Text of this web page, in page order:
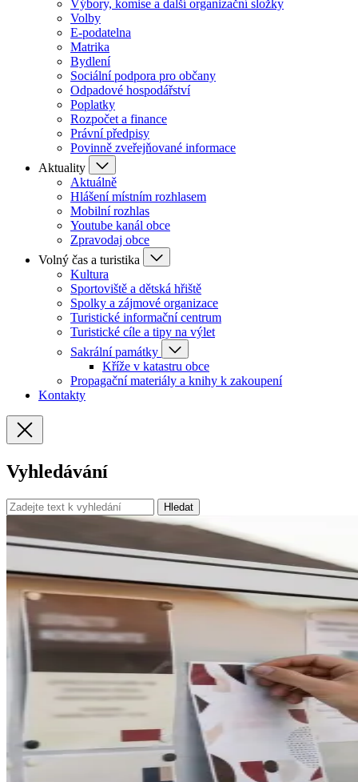
Výbory, komise a další organizační složky
Volby
E-podatelna
Matrika
Bydlení
Sociální podpora pro občany
Odpadové hospodářství
Poplatky
Rozpočet a finance
Právní předpisy
Povinně zveřejňované informace
Aktuality
Aktuálně
Hlášení místním rozhlasem
Mobilní rozhlas
Youtube kanál obce
Zpravodaj obce
Volný čas a turistika
Kultura
Sportoviště a dětská hřiště
Spolky a zájmové organizace
Turistické informační centrum
Turistické cíle a tipy na výlet
Sakrální památky
Kříže v katastru obce
Propagační materiály a knihy k zakoupení
Kontakty
Vyhledávání
Hledat